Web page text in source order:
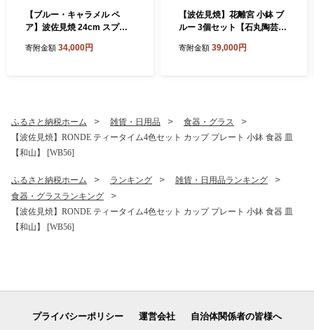
【ブルー・キャラメル ペ
ア】波佐見焼 24cm スプレ
55]
寄附金額 34,000円
【波佐見焼】花離宮 小鉢 ブ
ルー 3個セット【石丸陶芸】
寄附金額 39,000円
ふるさと納税ホーム 雑貨・日用品
食器・グラス
【波佐見焼】RONDE ティータイム4色セット カップ プレート 小鉢 食器 皿
【和山】 [WB56]
ふるさと納税ホーム ランキング
雑貨・日用品ランキング
食器・グラスランキング
【波佐見焼】RONDE ティータイム4色セット カップ プレート 小鉢 食器 皿
【和山】 [WB56]
プライバシーポリシー 運営会社 自治体関係者の皆様へ